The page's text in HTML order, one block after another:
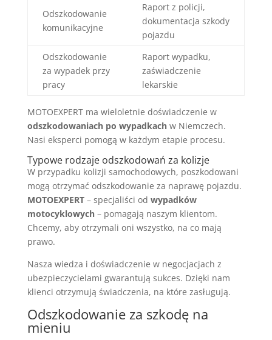
Odszkodowanie
komunikacyjne
Raport z policji,
dokumentacja szkody
pojazdu
Odszkodowanie
za wypadek przy
pracy
Raport wypadku,
zaświadczenie
lekarskie
MOTOEXPERT ma wieloletnie doświadczenie w
odszkodowaniach po wypadkachw Niemczech.
Nasi eksperci pomogą w każdym etapie procesu.
Typowe rodzaje odszkodowań za kolizje
W przypadku kolizji samochodowych, poszkodowani
mogą otrzymać odszkodowanie za naprawę pojazdu.
MOTOEXPERT– specjaliści od wypadków
motocyklowych– pomagają naszym klientom.
Chcemy, aby otrzymali oni wszystko, na co mają
prawo.
Nasza wiedza i doświadczenie w negocjacjach z
ubezpieczycielami gwarantują sukces. Dzięki nam
klienci otrzymują świadczenia, na które zasługują.
Odszkodowanie za szkodę na
mieniu